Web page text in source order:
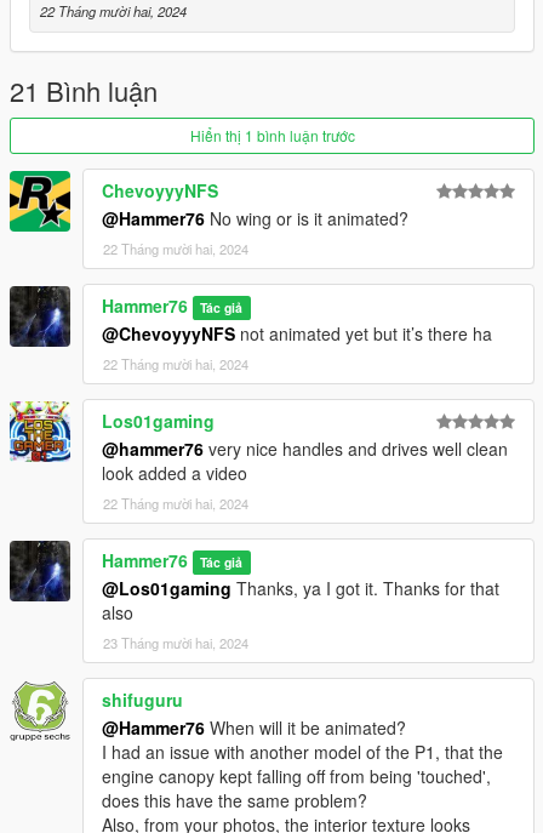
22 Tháng mười hai, 2024
21 Bình luận
Hiển thị 1 bình luận trước
ChevoyyyNFS
@Hammer76 No wing or is it animated?
22 Tháng mười hai, 2024
Hammer76 Tác giả
@ChevoyyyNFS not animated yet but it’s there ha
22 Tháng mười hai, 2024
Los01gaming
@hammer76 very nice handles and drives well clean
look added a video
22 Tháng mười hai, 2024
Hammer76 Tác giả
@Los01gaming Thanks, ya I got it. Thanks for that
also
23 Tháng mười hai, 2024
shifuguru
@Hammer76 When will it be animated?
I had an issue with another model of the P1, that the
engine canopy kept falling off from being 'touched',
does this have the same problem?
Also, from your photos, the interior texture looks